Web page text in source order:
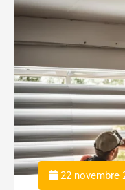
22 novembre